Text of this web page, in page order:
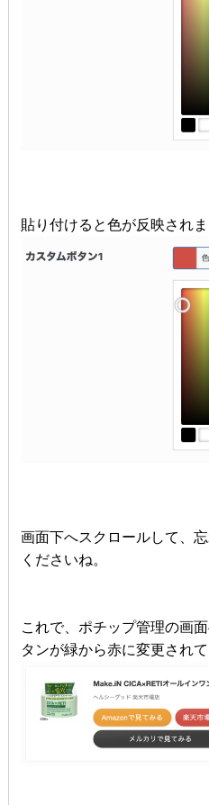
貼り付けると色が反映されま
画面下へスクロールして、
くださいね。
これで、ポチップ管理の画
タンが緑から赤に変更されて